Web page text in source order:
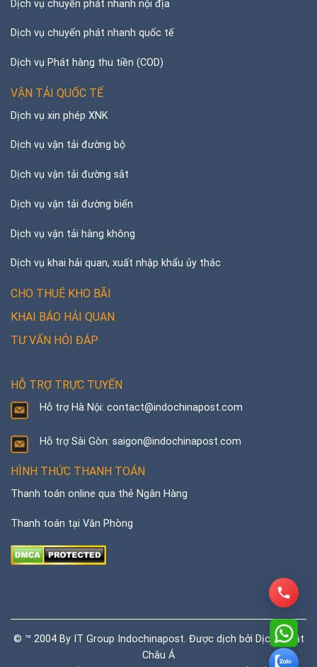
Dịch vụ chuyển phát nhanh nội địa
Dịch vụ chuyển phát nhanh quốc tế
Dịch vụ Phát hàng thu tiền (COD)
VẬN TẢI QUỐC TẾ
Dịch vụ xin phép XNK
Dịch vụ vận tải đường bộ
Dịch vụ vận tải đường sắt
Dịch vụ vận tải đường biển
Dịch vụ vận tải hàng không
Dịch vụ khai hải quan, xuất nhập khẩu ủy thác
CHO THUÊ KHO BÃI
KHAI BÁO HẢI QUAN
TƯ VẤN HỎI ĐÁP
HỖ TRỢ TRỰC TUYẾN
Hỗ trợ Hà Nội: contact@indochinapost.com
Hỗ trợ Sài Gòn: saigon@indochinapost.com
HÌNH THỨC THANH TOÁN
Thanh toán online qua thẻ Ngân Hàng
Thanh toán tại Văn Phòng
© ™ 2004 By IT Group Indochinapost. Được dịch bởi Dịch thuật
Châu Á